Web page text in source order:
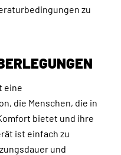
zu
eine
die Menschen, die in
bietet und ihre
ist einfach zu
und